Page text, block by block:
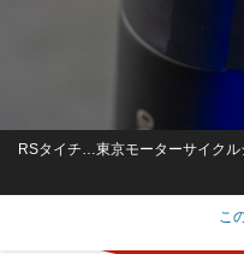
RSタイチ…東京モーターサイクル
こ